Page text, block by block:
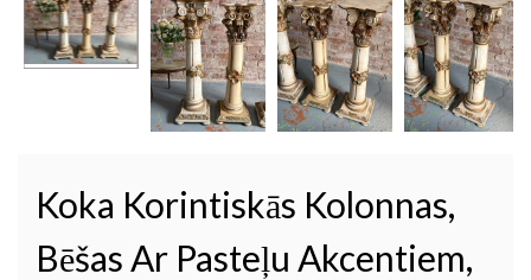
Koka Korintiskās Kolonnas,
Bēšas Ar Pasteļu Akcentiem,